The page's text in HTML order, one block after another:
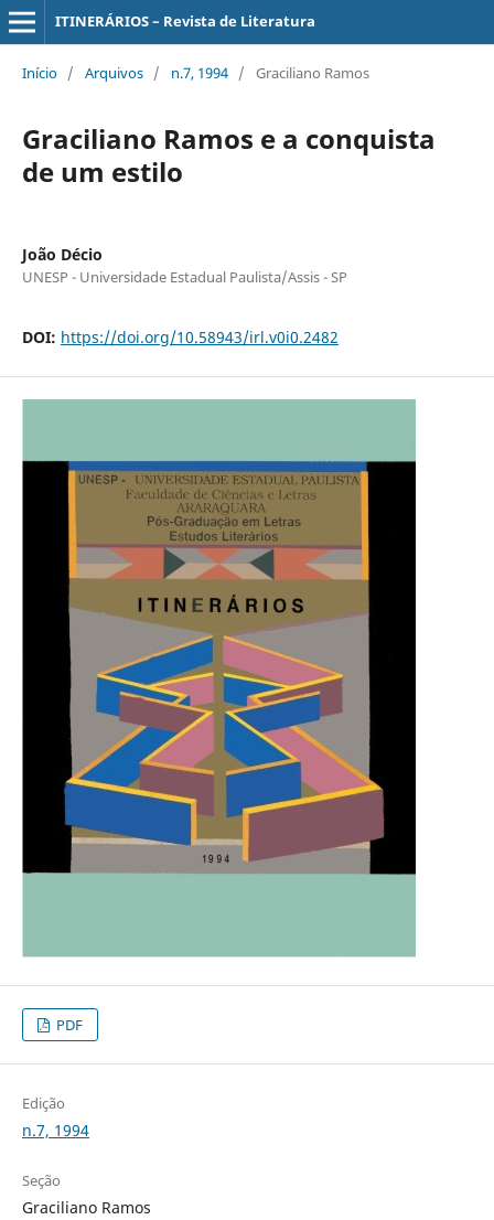
ITINERÁRIOS – Revista de Literatura
Início / Arquivos / n.7, 1994 / Graciliano Ramos
Graciliano Ramos e a conquista
de um estilo
João Décio
UNESP - Universidade Estadual Paulista/Assis - SP
DOI: https://doi.org/10.58943/irl.v0i0.2482
PDF
Edição
n.7, 1994
Seção
Graciliano Ramos